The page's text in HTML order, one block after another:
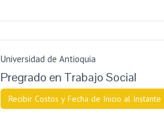
Universidad de Antioquia
Pregrado en Trabajo Social
Recibir Costos y Fecha de Inicio al Instante